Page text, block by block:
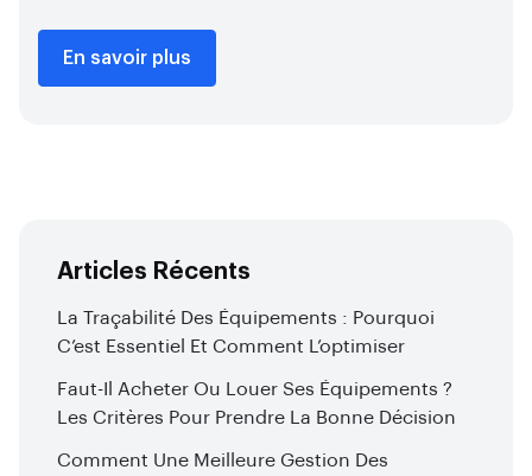
En savoir plus
Articles Récents
La Traçabilité Des Équipements : Pourquoi
C’est Essentiel Et Comment L’optimiser
Faut-Il Acheter Ou Louer Ses Équipements ?
Les Critères Pour Prendre La Bonne Décision
Comment Une Meilleure Gestion Des